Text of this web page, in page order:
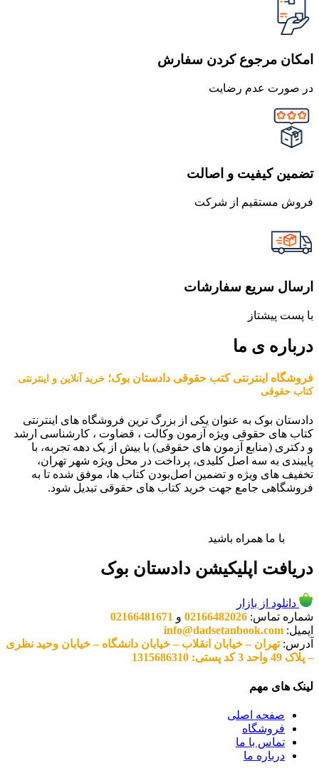
امکان مرجوع کردن سفارش
در صورت عدم رضایت
تضمین کیفیت و اصالت
فروش مستقیم از شرکت
ارسال سریع سفارشات
با پست پیشتاز
درباره ی ما
فروشگاه اینترنتی کتب حقوقی دادستان بوک؛ خرید آنلاین و اینترنتی
کتاب حقوقی
دادستان بوک به عنوان یکی از بزرگ ترین فروشگاه های اینترنتی
کتاب های حقوقی ویژه آزمون وکالت ، قضاوت ، کارشناسی ارشد
و دکتری (منابع آزمون های حقوقی) با بیش از یک دهه تجربه، با
پایبندی به سه اصل کلیدی، پرداخت در محل ویژه شهر تهران،
تخفیف های ویژه و تضمین اصل‌بودن کتاب ها، موفق شده تا به
فروشگاهی جامع جهت خرید کتاب های حقوقی تبدیل شود.
با ما همراه باشید
دریافت اپلیکیشن دادستان بوک
دانلود از بازار
شماره تماس: 02166482026 و 02166481671
ایمیل: info@dadsetanbook.com
آدرس:تهران – خیابان انقلاب – خیابان دانشگاه – خیابان وحید نظری
– پلاک 49 واحد 3 کد پستی: 1315686310
لینک های مهم
صفحه اصلی
فروشگاه
تماس با ما
درباره ما